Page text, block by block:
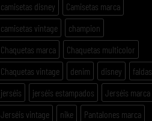
camisetas disney
Camisetas marca
camisetas vintage
champion
Chaquetas marca
Chaquetas multicolor
Chaquetas vintage
denim disney
faldas
jerséis
jerséis estampados
Jerséis marca
Jerséis vintage
nike
Pantalones marca